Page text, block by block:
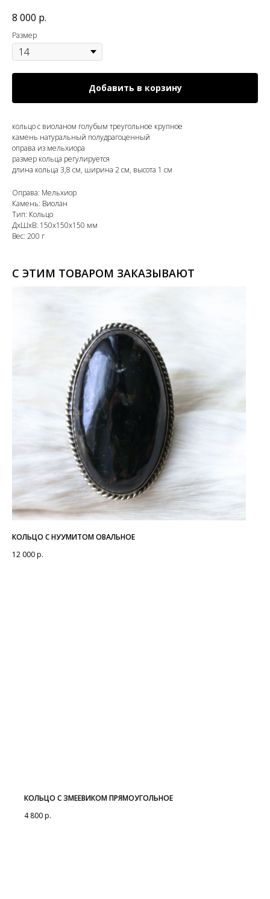
8 000 р.
Размер
Добавить в корзину
кольцо с виоланом голубым треугольное крупное
камень натуральный полудрагоценный
оправа из мельхиора
размер кольца регулируется
длина кольца 3,8 см, ширина 2 см, высота 1 см
Оправа: Мельхиор
Камень: Виолан
Тип: Кольцо
ДxШxВ: 150x150x150 мм
Вес: 200 г
С ЭТИМ ТОВАРОМ ЗАКАЗЫВАЮТ
КОЛЬЦО С НУУМИТОМ ОВАЛЬНОЕ
12 000р.
КОЛЬЦО С ЗМЕЕВИКОМ ПРЯМОУГОЛЬНОЕ
4 800р.